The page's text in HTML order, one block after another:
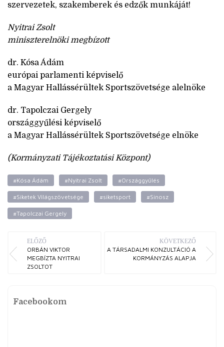
szervezetek, szakemberek és edzők munkáját!
Nyitrai Zsolt
miniszterelnöki megbízott
dr. Kósa Ádám
európai parlamenti képviselő
a Magyar Hallássérültek Sportszövetsége alelnöke
dr. Tapolczai Gergely
országgyűlési képviselő
a Magyar Hallássérültek Sportszövetsége elnöke
(Kormányzati Tájékoztatási Központ)
#Kósa Ádám #Nyitrai Zsolt #Országgyűlés
#Siketek Világszövetsége #siketsport #Sinosz
#Tapolczai Gergely
ELŐZŐ
ORBÁN VIKTOR
MEGBÍZTA NYITRAI
ZSOLTOT
KÖVETKEZŐ
A TÁRSADALMI KONZULTÁCIÓ A
KORMÁNYZÁS ALAPJA
Facebookom